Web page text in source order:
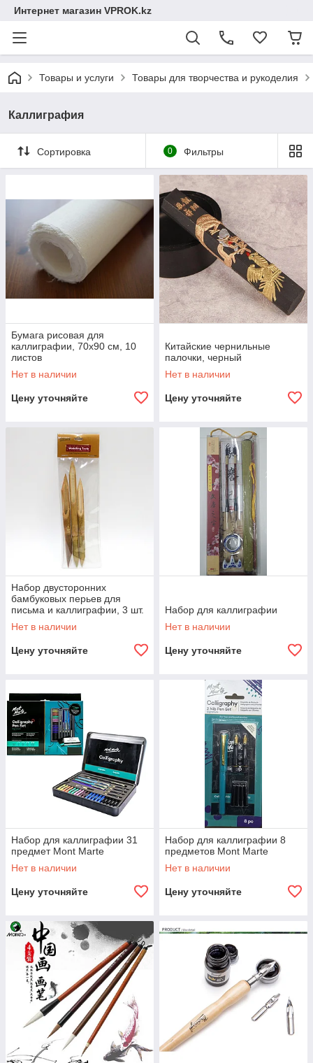
Интернет магазин VPROK.kz
Товары и услуги Товары для творчества и рукоделия
Каллиграфия
Сортировка 0 Фильтры
Бумага рисовая для
каллиграфии, 70х90 см, 10
листов
Нет в наличии
Цену уточняйте
Китайские чернильные
палочки, черный
Нет в наличии
Цену уточняйте
Набор двусторонних
бамбуковых перьев для
письма и каллиграфии, 3 шт.
Нет в наличии
Цену уточняйте
Набор для каллиграфии
Нет в наличии
Цену уточняйте
Набор для каллиграфии 31
предмет Mont Marte
Нет в наличии
Цену уточняйте
Набор для каллиграфии 8
предметов Mont Marte
Нет в наличии
Цену уточняйте